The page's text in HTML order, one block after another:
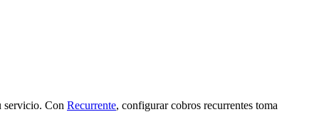
servicio. Con Recurrente, configurar cobros recurrentes toma